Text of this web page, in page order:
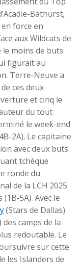
Bathurst,
force en
aux Wildcats de
le moins de buts
figurait au
Terre-Neuve a
ces deux
et cinq le
du tout
le week-end
2A). Le capitaine
avec deux buts
tchèque
ronde du
de la LCH 2025
5A). Avec le
(Stars de Dallas)
camps de la
redoutable. Le
sur cette
les Islanders de